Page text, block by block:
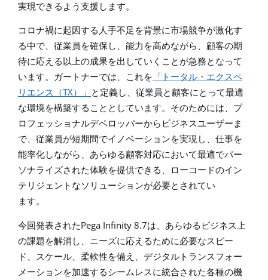
実現できるよう支援します。
コロナ禍に起因する人手不足を背景に市場競争が激化す
る中で、従業員を確保し、能力を高めながら、顧客の期
待に応える以上の成果を出していくことが急務となって
います。ガートナーでは、これを 「トータル・エクスペ
リエンス（TX）」
と定義し、従業員と顧客にとって最適
な環境を構築することとしています。そのためには、プ
ロフェッショナルデベロッパーからビジネスユーザーま
で、従業員が短期間でイノベーションを実現し、仕事を
能率化しながら、あらゆる顧客対応において最適でパー
ソナライズされた体験を提供できる、ローコードのイン
テリジェントなソリューションが必要とされてい
ます。
今回発表されたPega Infinity 8.7は、あらゆるビジネス上
の課題を解消し、ニーズに応えるために必要なスピー
ド、スケール、柔軟性を備え、デジタルトランスフォー
メーションを加速するシームレスに統合された各種の機